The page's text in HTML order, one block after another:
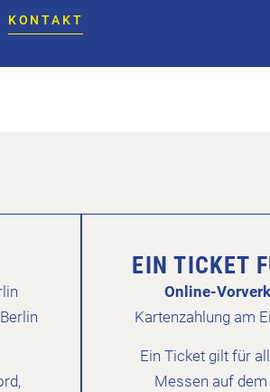
KONTAKT
EIN TICKET
Online-
Kartenzahlung am
Ein Ticket gilt für
Messen auf